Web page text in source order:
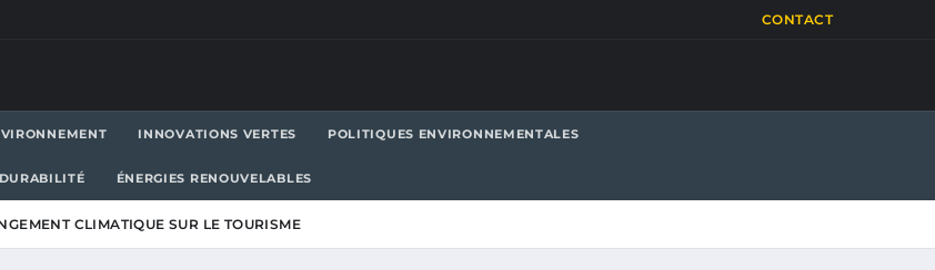
CONTACT
INNOVATIONS VERTES POLITIQUES ENVIRONNEMENTALES
ÉNERGIES RENOUVELABLES
CLIMATIQUE SUR LE TOURISME